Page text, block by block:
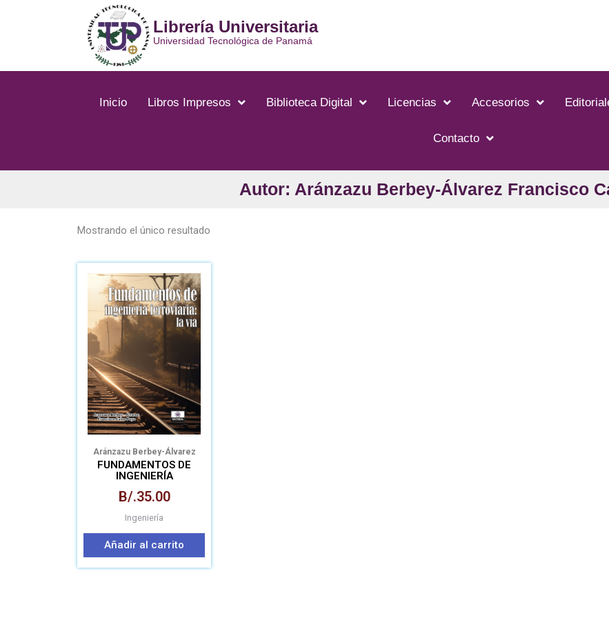
Librería Universitaria
Universidad Tecnológica de Panamá
Inicio Libros Impresos Biblioteca Digital Licencias Accesorios
Contacto
Autor: Aránzazu Berbey-Álvarez Francisco
Mostrando el único resultado
Aránzazu Berbey-Álvarez
Francisco Calvo-Poyo
FUNDAMENTOS DE
INGENIERÍA
B/.35.00
Ingeniería
Añadir al carrito